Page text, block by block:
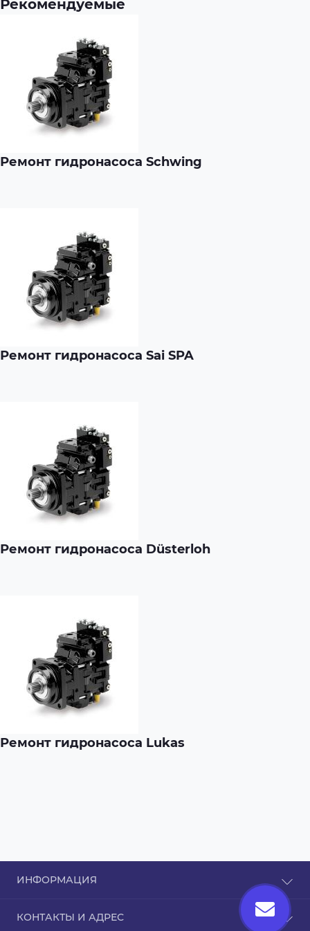
Рекомендуемые
Ремонт гидронасоса Schwing
Ремонт гидронасоса Sai SPA
Ремонт гидронасоса Düsterloh
Ремонт гидронасоса Lukas
ИНФОРМАЦИЯ
Информация о доставке
КОНТАКТЫ И АДРЕС